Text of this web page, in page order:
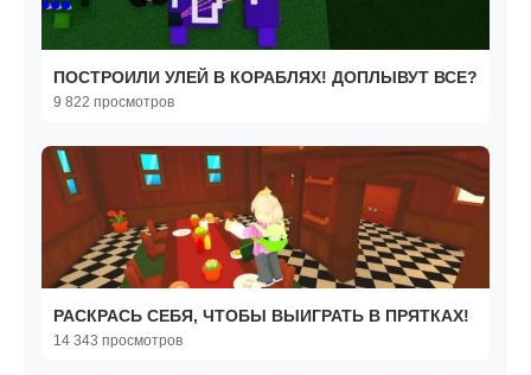
ПОСТРОИЛИ УЛЕЙ В КОРАБЛЯХ! ДОПЛЫВУТ ВСЕ?
9 822 просмотров
РАСКРАСЬ СЕБЯ, ЧТОБЫ ВЫИГРАТЬ В ПРЯТКАХ!
14 343 просмотров